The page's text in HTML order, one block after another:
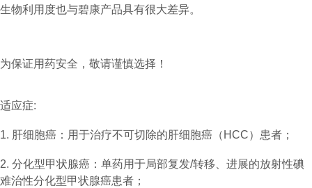
生物利用度也与碧康产品具有很大差异。
为保证用药安全，敬请谨慎选择！
适应症:
1. 肝细胞癌：用于治疗不可切除的肝细胞癌（HCC）患者；
2. 分化型甲状腺癌：单药用于局部复发/转移、进展的放射性碘
难治性分化型甲状腺癌患者；